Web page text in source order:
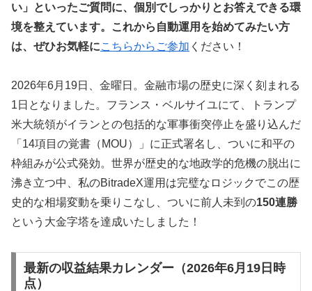
い」といったご質問に、個別でしっかりとお答えできる環
境を整えています。これから自動運用を始めてみたい方
は、ぜひお気軽にこちらからご参加 ください！
2026年6月19日、金曜日。金融市場の歴史に深く刻まれる
1日となりました。フランス・ベルサイユにて、トランプ
米大統領がイランとの包括的な軍事衝突停止を盛り込んだ
「14項目の覚書（MOU）」に正式署名し、ついに和平の
枠組みが公式発効。世界が歴史的な地政学的危機の脱出に
沸き立つ中、私のBitradeX運用は完璧なロジックでこの歴
史的な相場変動を乗りこなし、ついに前人未到の150連勝
という大金字塔を達成いたしました！
最新の収益結果カレンダー（2026年6月19日時
点）